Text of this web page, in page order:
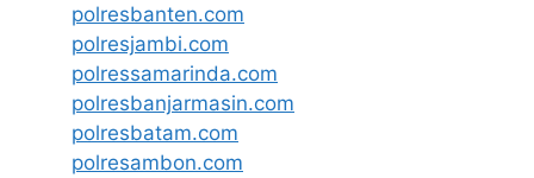
polresbanten.com
polresjambi.com
polressamarinda.com
polresbanjarmasin.com
polresbatam.com
polresambon.com